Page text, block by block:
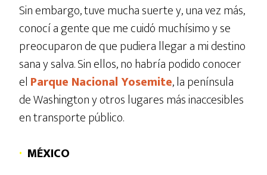
Sin embargo, tuve mucha suerte y, una vez más,
conocí a gente que me cuidó muchísimo y se
preocuparon de que pudiera llegar a mi destino
sana y salva. Sin ellos, no habría podido conocer
el Parque Nacional Yosemite, la península
de Washington y otros lugares más inaccesibles
en transporte público.
· MÉXICO